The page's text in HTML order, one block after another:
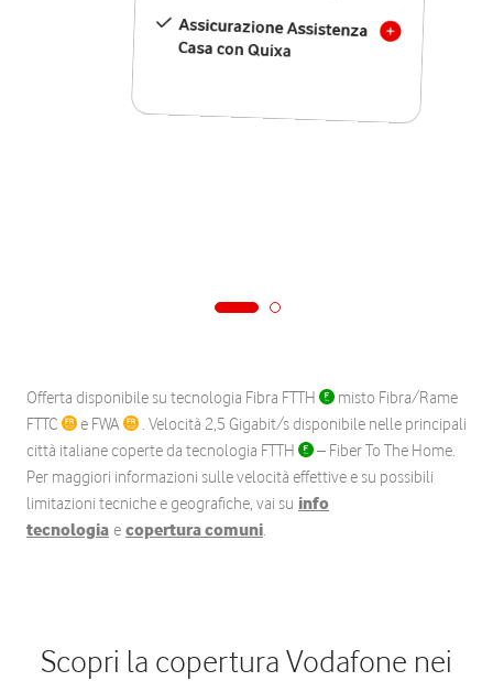
Assicurazione Assistenza
Casa con Quixa
Offerta disponibile su tecnologia Fibra FTTH
misto Fibra/Rame
FTTC
e FWA
. Velocità 2,5 Gigabit/s disponibile nelle principali
città italiane coperte da tecnologia FTTH
– Fiber To The Home.
Per maggiori informazioni sulle velocità effettive e su possibili
limitazioni tecniche e geografiche, vai su info
tecnologia e copertura comuni.
Scopri la copertura Vodafone nei